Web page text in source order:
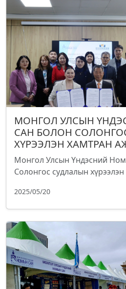
МОНГОЛ УЛСЫН
САН БОЛОН
ХҮРЭЭЛЭН ХАМТРАН
Монгол Улсын Үндэсний
Солонгос судлалын
2025/05/20